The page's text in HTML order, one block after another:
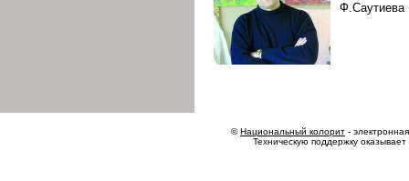
©Национальный колорит -
Техническую поддержку